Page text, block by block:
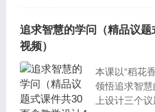
设计意图：导
环节开展议
追求智慧的学问（精品议
视频）
本课以“稻花
领悟追求智
上设计三个